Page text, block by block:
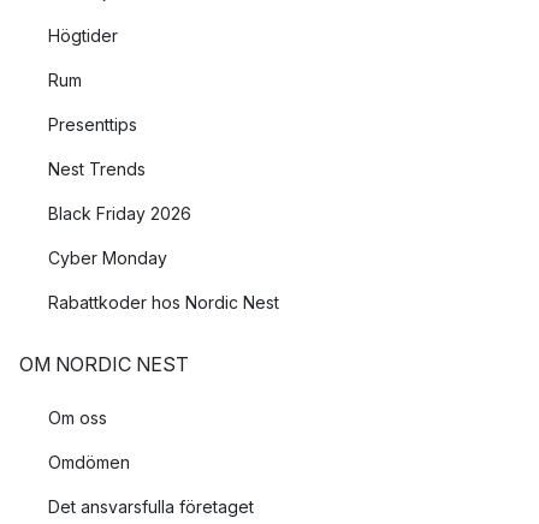
Högtider
Rum
Presenttips
Nest Trends
Black Friday 2026
Cyber Monday
Rabattkoder hos Nordic Nest
OM NORDIC NEST
Om oss
Omdömen
Det ansvarsfulla företaget